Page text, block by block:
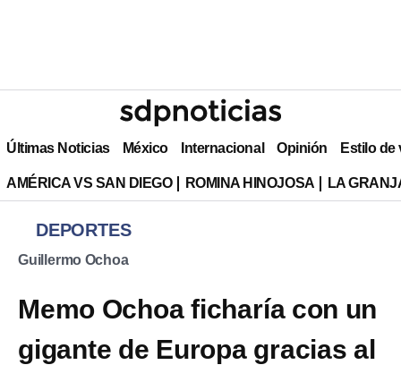
Últimas Noticias México Internacional Opinión Estilo de
AMÉRICA VS SAN DIEGO ROMINA HINOJOSA LA
DEPORTES
Guillermo Ochoa
Memo Ochoa ficharía con un
gigante de Europa gracias al